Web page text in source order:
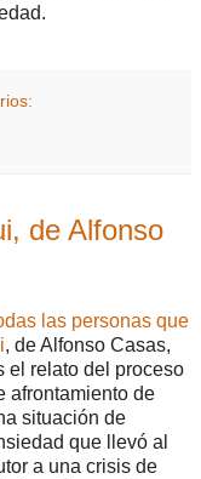
de Alfonso
las personas que
, de Alfonso Casas,
el relato del proceso
afrontamiento de
situación de
que llevó al
a una crisis de